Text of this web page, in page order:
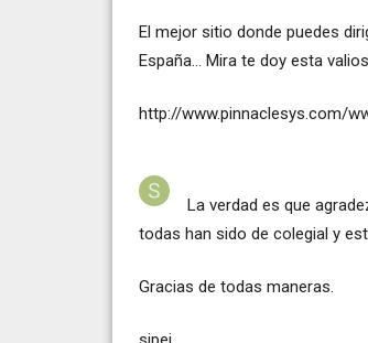
El mejor sitio donde puedes
España... Mira te doy esta
http://www.pinnaclesys.com/
La verdad es que
todas han sido de colegial y
Gracias de todas maneras.